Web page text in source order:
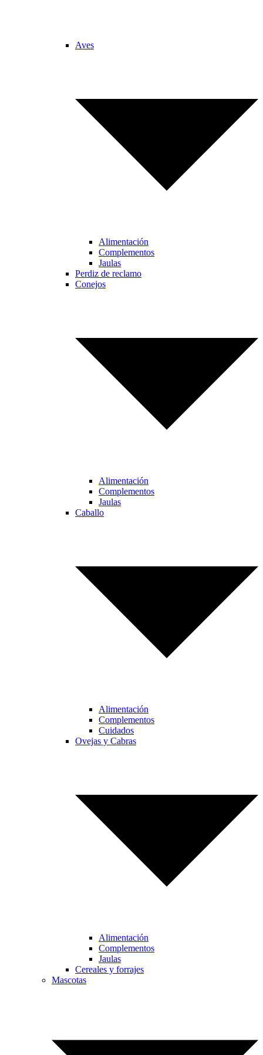
Aves
Alimentación
Complementos
Jaulas
Perdiz de reclamo
Conejos
Alimentación
Complementos
Jaulas
Caballo
Alimentación
Complementos
Cuidados
Ovejas y Cabras
Alimentación
Complementos
Jaulas
Cereales y forrajes
Mascotas